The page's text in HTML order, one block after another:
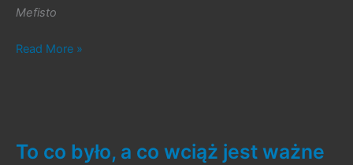
Mefisto
#185.
Read More »
To co było, a co wciąż jest ważne